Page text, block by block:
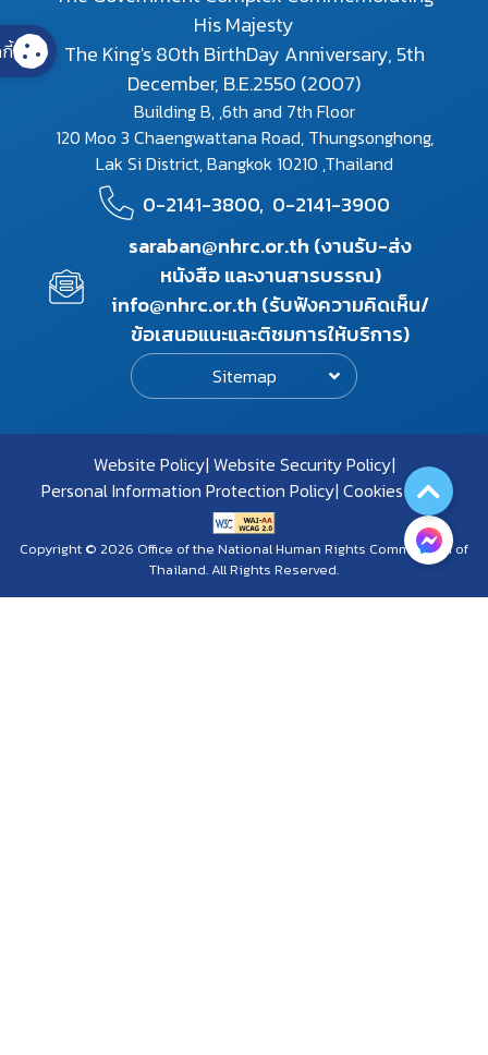
His Majesty
The King's 80th BirthDay Anniversary, 5th
December, B.E.2550 (2007)
Building B, ,6th and 7th Floor
120 Moo 3 Chaengwattana Road, Thungsonghong,
Lak Si District, Bangkok 10210 ,Thailand
0-2141-3800, 0-2141-3900
saraban@nhrc.or.th (งานรับ-ส่ง
หนังสือ และงานสารบรรณ)
info@nhrc.or.th (รับฟังความคิดเห็น/
ข้อเสนอแนะและติชมการให้บริการ)
Sitemap
Website Policy Website Security Policy
Personal Information Protection Policy Cookies Policy
Copyright © 2026 Office of the National Human Rights Commission of
Thailand. All Rights Reserved.